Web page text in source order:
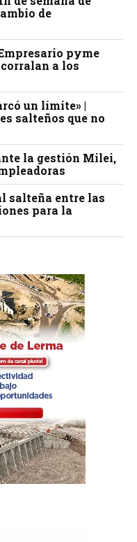
de
pyme
a los
un límite» |
salteños que no
la gestión Milei,
salteña entre las
para la